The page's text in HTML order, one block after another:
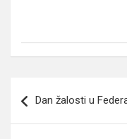
članaka
Dan žalosti u